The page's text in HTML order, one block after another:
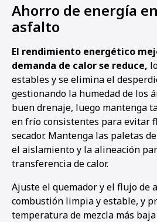
Ahorro de energía
asfalto
El rendimiento energético
demanda de calor se reduce,
estables y se elimina el
gestionando la humedad de los
buen drenaje, luego mantenga
en frío consistentes para evitar
secador. Mantenga las paletas
el aislamiento y la alineación
transferencia de calor.
Ajuste el quemador y el flujo de
combustión limpia y estable, y
temperatura de mezcla más